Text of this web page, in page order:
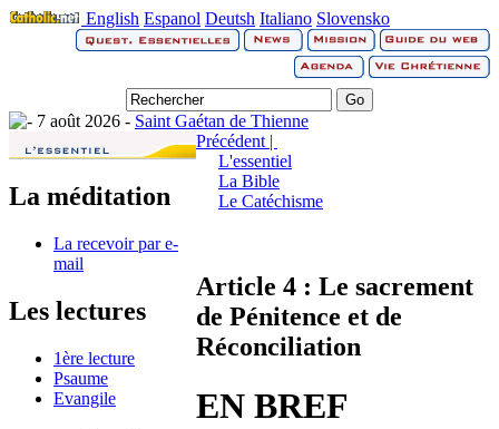
English Espanol Deutsh Italiano Slovensko
7 août 2026 - Saint Gaétan de Thienne
La méditation
La recevoir par e-
mail
Les lectures
1ère lecture
Psaume
Evangile
Précédent |
L'essentiel
La Bible
Le Catéchisme
Article 4 : Le sacrement
de Pénitence et de
Réconciliation
EN BREF